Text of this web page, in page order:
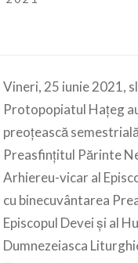
Vineri, 25 iunie 2021,
Protopopiatul Hațeg
preoțească
Preasfințitul Părinte
Arhiereu-vicar al
cu binecuvântarea
Episcopul Devei și al
Dumnezeiasca